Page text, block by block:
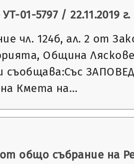
01-5797 / 22.11.2019 г.
чл. 124б, ал. 2 от
Община
съобщава:Със
на Кмета на…
общо събрание на